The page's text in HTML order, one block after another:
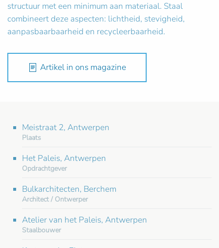
structuur met een minimum aan materiaal. Staal
combineert deze aspecten: lichtheid, stevigheid,
aanpasbaarbaarheid en recycleerbaarheid.
Artikel in ons magazine
Meistraat 2, Antwerpen
Plaats
Het Paleis, Antwerpen
Opdrachtgever
Bulkarchitecten, Berchem
Architect / Ontwerper
Atelier van het Paleis, Antwerpen
Staalbouwer